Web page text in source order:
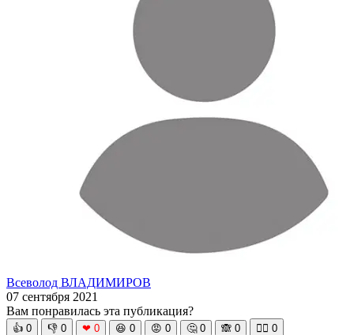
Всеволод ВЛАДИМИРОВ
07 сентября 2021
Вам понравилась эта публикация?
👍 0 👎 0 ❤ 0 😆 0 😡 0 🤔 0 🙈 0 🧘‍♀️ 0